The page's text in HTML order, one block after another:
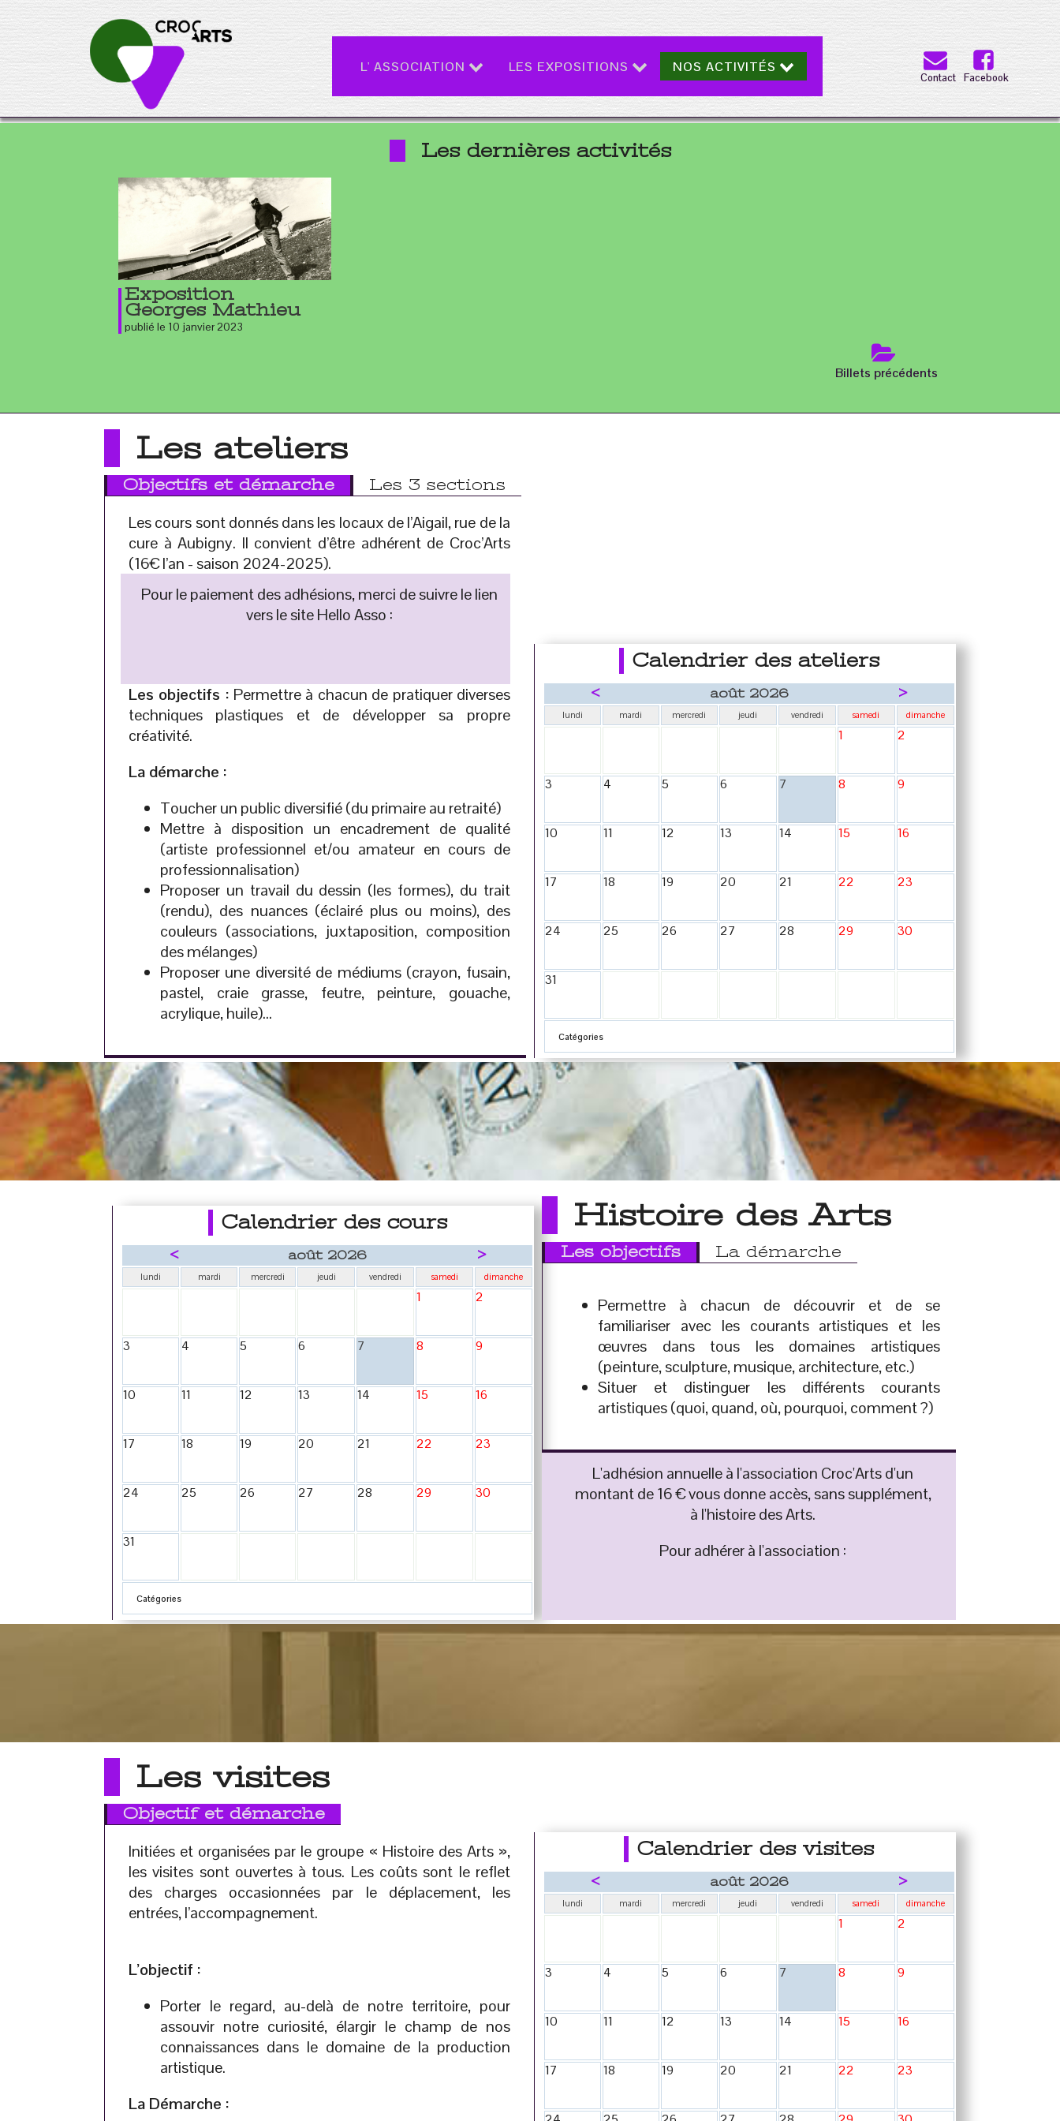
L' ASSOCIATION LES EXPOSITIONS NOS ACTIVITÉS
Contact Facebook
Les dernières activités
Exposition
Georges Mathieu
publié le 10 janvier 2023
Billets précédents
Les ateliers
Objectifs et démarche Les 3 sections
Les cours sont donnés dans les locaux de l’Aigail, rue de la
cure à Aubigny. Il convient d’être adhérent de Croc’Arts
(16€ l’an - saison 2024-2025).
Pour le paiement des adhésions, merci de suivre le lien
vers le site Hello Asso :
Les objectifs : Permettre à chacun de pratiquer diverses
techniques plastiques et de développer sa propre
créativité.
La démarche :
Toucher un public diversifié (du primaire au retraité)
Mettre à disposition un encadrement de qualité
(artiste professionnel et/ou amateur en cours de
professionnalisation)
Proposer un travail du dessin (les formes), du trait
(rendu), des nuances (éclairé plus ou moins), des
couleurs (associations, juxtaposition, composition
des mélanges)
Proposer une diversité de médiums (crayon, fusain,
pastel, craie grasse, feutre, peinture, gouache,
acrylique, huile)…
Calendrier des ateliers
< août 2026 >
lundi mardi mercredi jeudi vendredi samedi dimanche
1 2
3 4 5 6 7 8 9
10 11 12 13 14 15 16
17 18 19 20 21 22 23
24 25 26 27 28 29 30
31
Catégories
Calendrier des cours
< août 2026 >
lundi mardi mercredi jeudi vendredi samedi dimanche
1 2
3 4 5 6 7 8 9
10 11 12 13 14 15 16
17 18 19 20 21 22 23
24 25 26 27 28 29 30
31
Catégories
Histoire des Arts
Les objectifs La démarche
Permettre à chacun de découvrir et de se
familiariser avec les courants artistiques et les
œuvres dans tous les domaines artistiques
(peinture, sculpture, musique, architecture, etc.)
Situer et distinguer les différents courants
artistiques (quoi, quand, où, pourquoi, comment ?)
L'adhésion annuelle à l'association Croc'Arts d'un
montant de 16 € vous donne accès, sans supplément,
à l'histoire des Arts.
Pour adhérer à l'association :
Les visites
Objectif et démarche
Initiées et organisées par le groupe « Histoire des Arts »,
les visites sont ouvertes à tous. Les coûts sont le reflet
des charges occasionnées par le déplacement, les
entrées, l’accompagnement.
L’objectif :
Porter le regard, au-delà de notre territoire, pour
assouvir notre curiosité, élargir le champ de nos
connaissances dans le domaine de la production
artistique.
La Démarche :
Calendrier des visites
< août 2026 >
lundi mardi mercredi jeudi vendredi samedi dimanche
1 2
3 4 5 6 7 8 9
10 11 12 13 14 15 16
17 18 19 20 21 22 23